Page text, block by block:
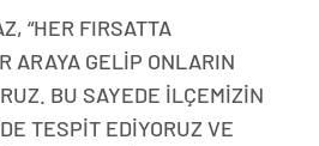
“HER FIRSATTA
ARAYA GELİP ONLARIN
BU SAYEDE İLÇEMİZİN
TESPİT EDİYORUZ VE